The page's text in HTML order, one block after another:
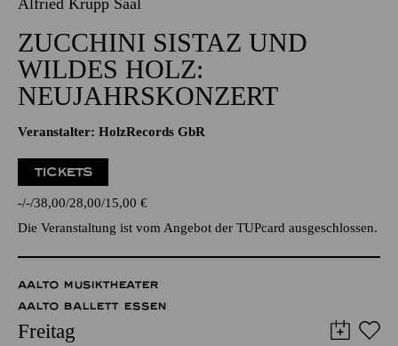
07.01.2027
20:00 - 22:30
Alfried Krupp Saal
ZUCCHINI SISTAZ UND
WILDES HOLZ:
Veranstalter: HolzRecords GbR
TICKETS
- - 38,00 28,00 15,00€
Die Veranstaltung ist vom Angebot der TUPcard ausgeschlossen.
AALTO MUSIKTHEATER